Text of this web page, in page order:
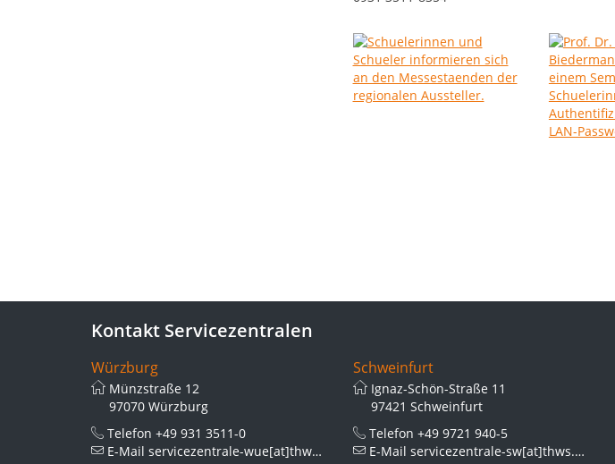
Kontakt Servicezentralen
Würzburg
Münzstraße 12
97070 Würzburg
Telefon +49 931 3511-0
E-Mail servicezentrale-wue[at]thws.de
Schweinfurt
Ignaz-Schön-Straße 11
97421 Schweinfurt
Telefon +49 9721 940-5
E-Mail servicezentrale-sw[at]thws.de